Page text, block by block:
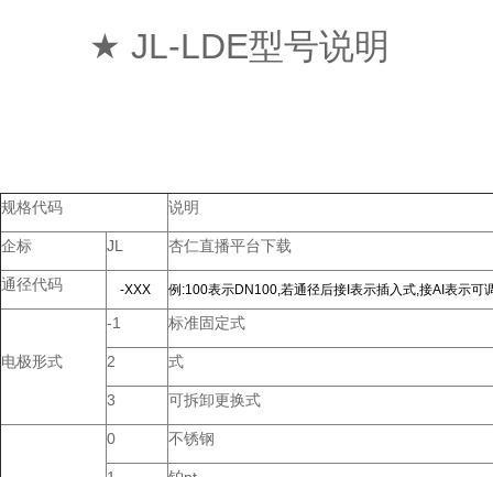
★ JL-LDE型号说明
规格代码 说明
企标 JL 杏仁直播平台下载
通径代码 -XXX 例:100表示DN100,若通径后接I表示插入式,接AI表示可
电极形式
-1 标准固定式
2 式
3 可拆卸更换式
0 不锈钢